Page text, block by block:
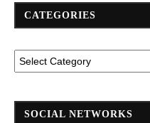
CATEGORIES
SOCIAL NETWORKS